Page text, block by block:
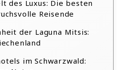
des Luxus: Die besten
Reisende
der Laguna Mitsis:
im Schwarzwald: